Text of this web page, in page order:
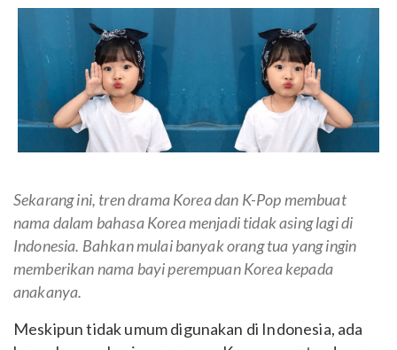
Sekarang ini, tren drama Korea dan K-Pop membuat
nama dalam bahasa Korea menjadi tidak asing lagi di
Indonesia. Bahkan mulai banyak orang tua yang ingin
memberikan nama bayi perempuan Korea kepada
anakanya.
Meskipun tidak umum digunakan di Indonesia, ada